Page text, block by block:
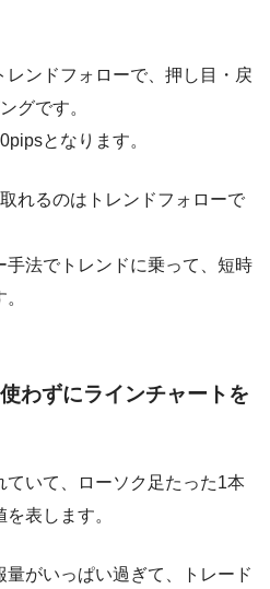
ンドフォローで、押し目・戻
グです。
となります。
れるのはトレンドフォローで
手法でトレンドに乗って、短時
わずにラインチャートを
ていて、ローソク足たった1本
表します。
がいっぱい過ぎて、トレード